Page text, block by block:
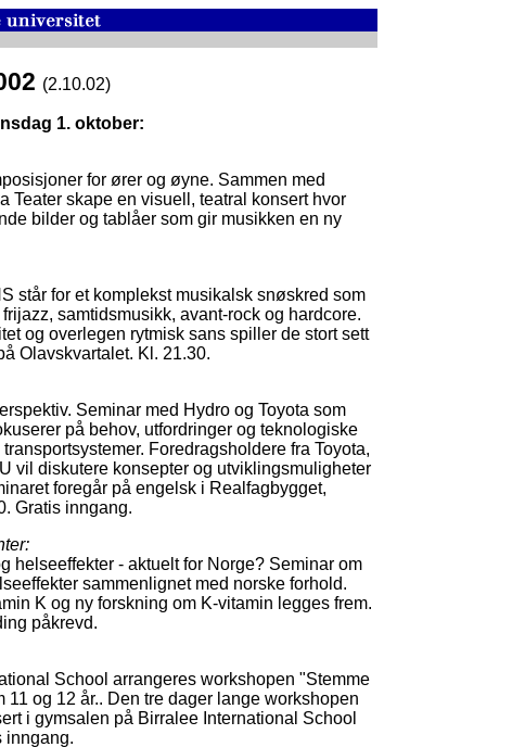
(2.10.02)
1. oktober:
for ører og øyne. Sammen med
Teater skape en visuell, teatral konsert hvor
bilder og tablåer som gir musikken en ny
står for et komplekst musikalsk snøskred som
samtidsmusikk, avant-rock og hardcore.
og overlegen rytmisk sans spiller de stort sett
Olavskvartalet. Kl. 21.30.
Seminar med Hydro og Toyota som
på behov, utfordringer og teknologiske
Foredragsholdere fra Toyota,
vil diskutere konsepter og utviklingsmuligheter
foregår på engelsk i Realfagbygget,
Gratis inngang.
helseeffekter - aktuelt for Norge? Seminar om
sammenlignet med norske forhold.
K og ny forskning om K-vitamin legges frem.
påkrevd.
School arrangeres workshopen "Stemme
11 og 12 år.. Den tre dager lange workshopen
i gymsalen på Birralee International School
inngang.